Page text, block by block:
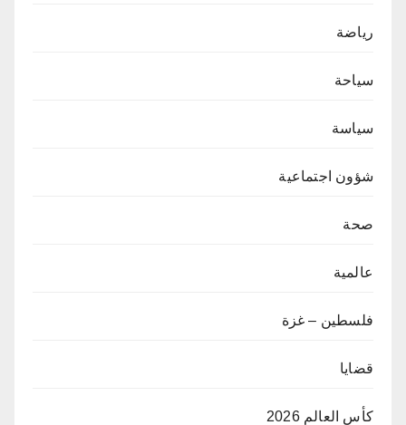
رياضة
سياحة
سياسة
شؤون اجتماعية
صحة
عالمية
فلسطين – غزة
قضايا
كأس العالم 2026